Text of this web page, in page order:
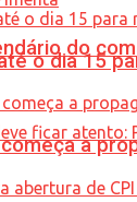
do
o dia 15
a